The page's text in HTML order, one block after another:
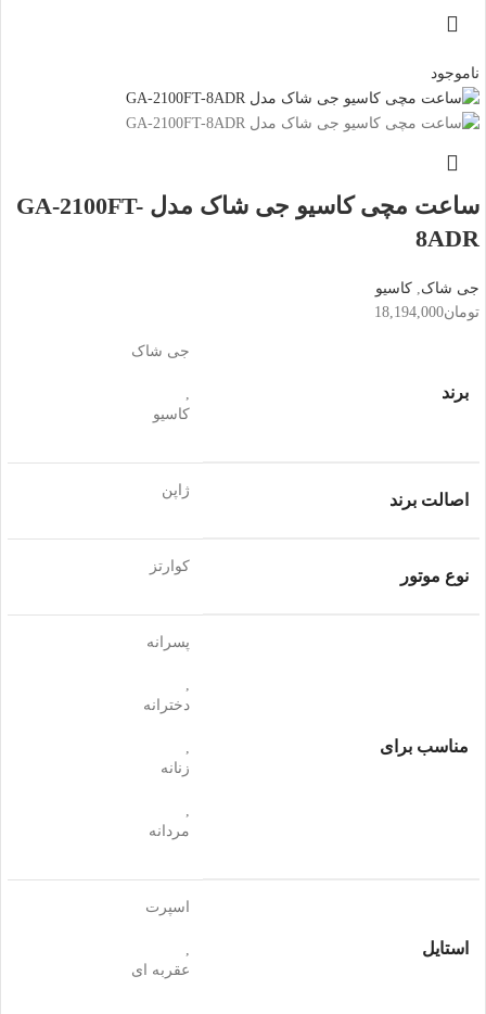
ناموجود
ساعت مچی کاسیو جی شاک مدل GA-2100FT-
8ADR
جی شاک کاسیو
تومان18,194,000
برند
جی شاک
کاسیو
اصالت برند
ژاپن
نوع موتور
کوارتز
مناسب برای
پسرانه
دخترانه
زنانه
مردانه
استایل
اسپرت
عقربه ای